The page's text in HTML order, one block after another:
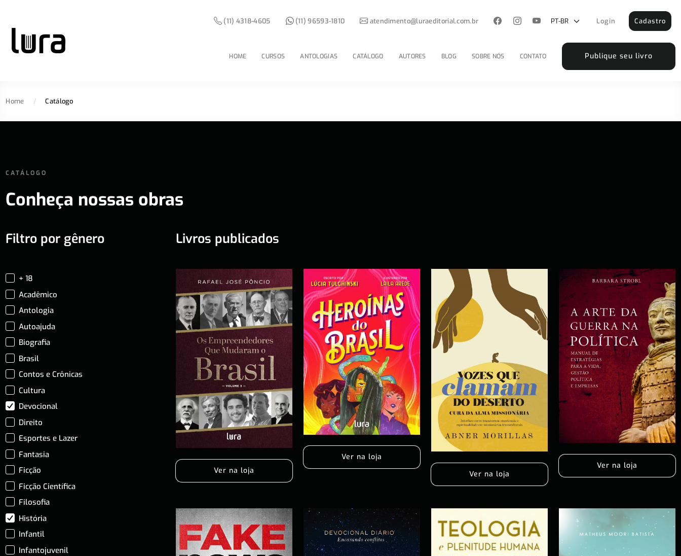
HOME CURSOS ANTOLOGIAS CATÁLOGO AUTORES BLOG SOBRE NÓS CONTATO Publique seu livro
(11) 4318-4605 (11) 96593-1810 atendimento@luraeditorial.com.br Login Cadastro
Home / Catálogo
CATÁLOGO
Conheça nossas obras
Filtro por gênero
+ 18
Acadêmico
Antologia
Autoajuda
Biografia
Brasil
Contos e Crônicas
Cultura
Devocional
Direito
Esportes e Lazer
Fantasia
Ficção
Ficção Científica
Filosofia
História
Infantil
Infantojuvenil
Livros publicados
Ver na loja
Ver na loja
Ver na loja
Ver na loja